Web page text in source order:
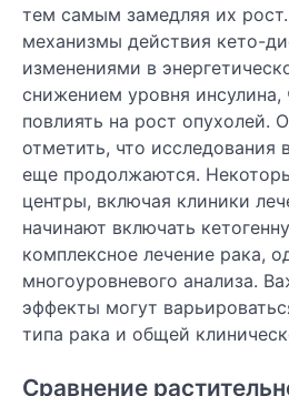
тем самым замедляя их
механизмы действия кето-
изменениями в
снижением уровня
повлиять на рост опухолей.
отметить, что исследования
еще продолжаются.
центры, включая клиники
начинают включать
комплексное лечение рака,
многоуровневого анализа.
эффекты могут
типа рака и общей
Сравнение